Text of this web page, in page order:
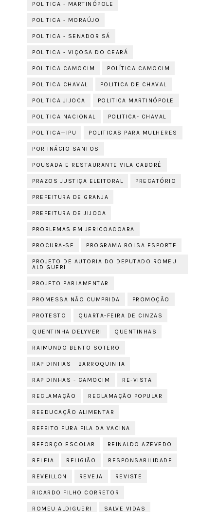
POLITICA - MARTINÓPOLE
POLITICA - MORAÚJO
POLITICA - SENADOR SÁ
POLITICA - VIÇOSA DO CEARÁ
POLITICA CAMOCIM POLÍTICA CAMOCIM
POLITICA CHAVAL POLITICA DE CHAVAL
POLITICA JIJOCA POLITICA MARTINÓPOLE
POLITICA NACIONAL POLITICA- CHAVAL
POLITICA—IPU POLITICAS PARA MULHERES
POR INÁCIO SANTOS
POUSADA E RESTAURANTE VILA CABORÉ
PRAZOS JUSTIÇA ELEITORAL PRECATÓRIO
PREFEITURA DE GRANJA
PREFEITURA DE JIJOCA
PROBLEMAS EM JERICOACOARA
PROCURA-SE PROGRAMA BOLSA ESPORTE
PROJETO DE AUTORIA DO DEPUTADO ROMEU
ALDIGUERI
PROJETO PARLAMENTAR
PROMESSA NÃO CUMPRIDA PROMOÇÃO
PROTESTO QUARTA-FEIRA DE CINZAS
QUENTINHA DELYVERI QUENTINHAS
RAIMUNDO BENTO SOTERO
RAPIDINHAS - BARROQUINHA
RAPIDINHAS - CAMOCIM RE-VISTA
RECLAMAÇÃO RECLAMAÇÃO POPULAR
REEDUCAÇÃO ALIMENTAR
REFEITO FURA FILA DA VACINA
REFORÇO ESCOLAR REINALDO AZEVEDO
RELEIA RELIGIÃO RESPONSABILIDADE
REVEILLON REVEJA REVISTE
RICARDO FILHO CORRETOR
ROMEU ALDIGUERI SALVE VIDAS